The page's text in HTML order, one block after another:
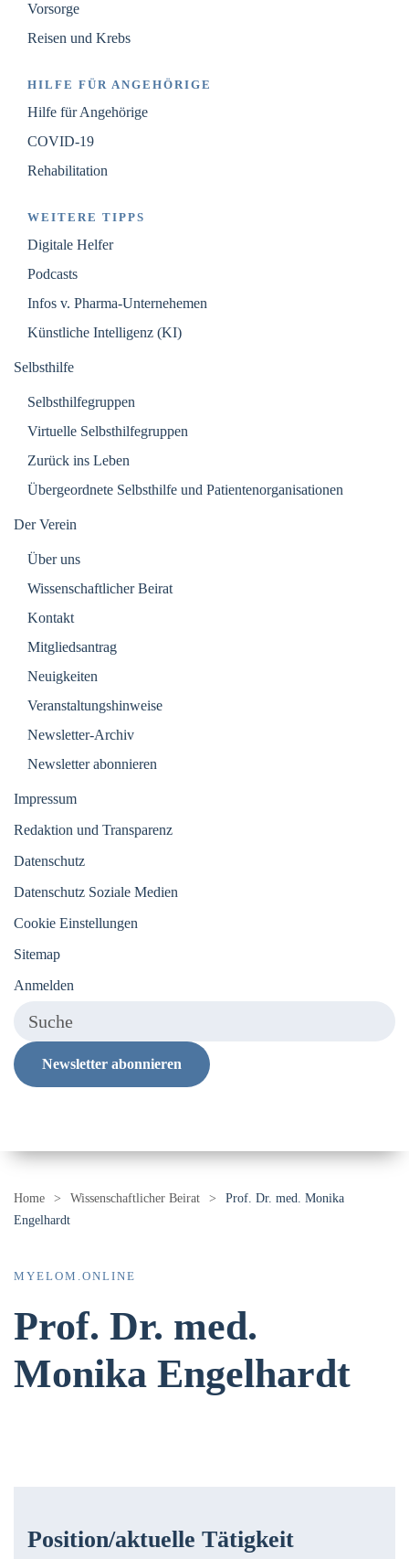
Vorsorge
Reisen und Krebs
HILFE FÜR ANGEHÖRIGE
Hilfe für Angehörige
COVID-19
Rehabilitation
WEITERE TIPPS
Digitale Helfer
Podcasts
Infos v. Pharma-Unternehemen
Künstliche Intelligenz (KI)
Selbsthilfe
Selbsthilfegruppen
Virtuelle Selbsthilfegruppen
Zurück ins Leben
Übergeordnete Selbsthilfe und Patientenorganisationen
Der Verein
Über uns
Wissenschaftlicher Beirat
Kontakt
Mitgliedsantrag
Neuigkeiten
Veranstaltungshinweise
Newsletter-Archiv
Newsletter abonnieren
Impressum
Redaktion und Transparenz
Datenschutz
Datenschutz Soziale Medien
Cookie Einstellungen
Sitemap
Anmelden
Newsletter abonnieren
Home Wissenschaftlicher Beirat
Prof. Dr. med. Monika
Engelhardt
MYELOM.ONLINE
Prof. Dr. med.
Monika Engelhardt
Position/aktuelle Tätigkeit